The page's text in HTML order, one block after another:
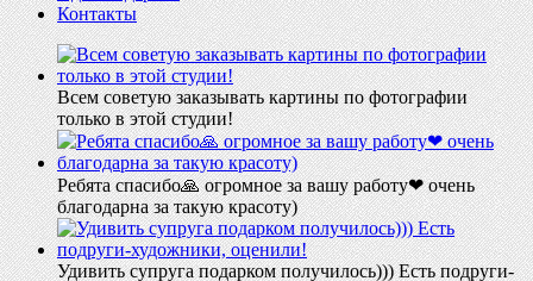
Контакты
Всем советую заказывать картины по фотографии
только в этой студии!
Ребята спасибо🙏 огромное за вашу работу❤ очень
благодарна за такую красоту)
Удивить супруга подарком получилось))) Есть подруги-